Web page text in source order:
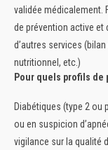
validée médicalement.
de prévention active et
d’autres services
nutritionnel, etc.)
Pour quels profils de
Diabétiques (type 2 ou
ou en suspicion
vigilance sur la qualité